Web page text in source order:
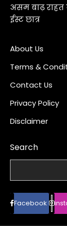
असम बाढ़
ईस्ट छात्र
About Us
Terms &
Contact Us
Privacy Policy
Disclaimer
Search
Facebook